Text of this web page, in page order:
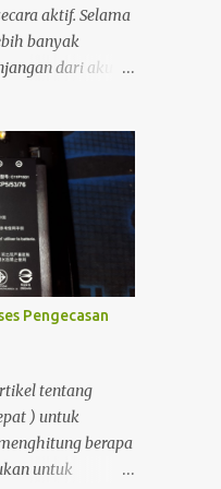
perlu diingat
komputer
bisa
kreatifitas
maka saya
aktif. Selama
banyak
dari akun
lakukan di
minim.
yang lalu,
dan
menjelajahi
seorang pemilik
bahwa
terhubung
cukup
menimbulkan
Pengecasan
tentang
) untuk
berapa
untuk